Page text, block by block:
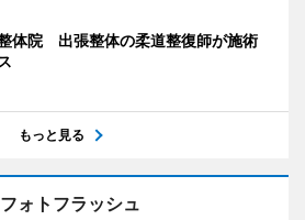
体院 出張整体の柔道整復師が施術
もっと見る
フォトフラッシュ